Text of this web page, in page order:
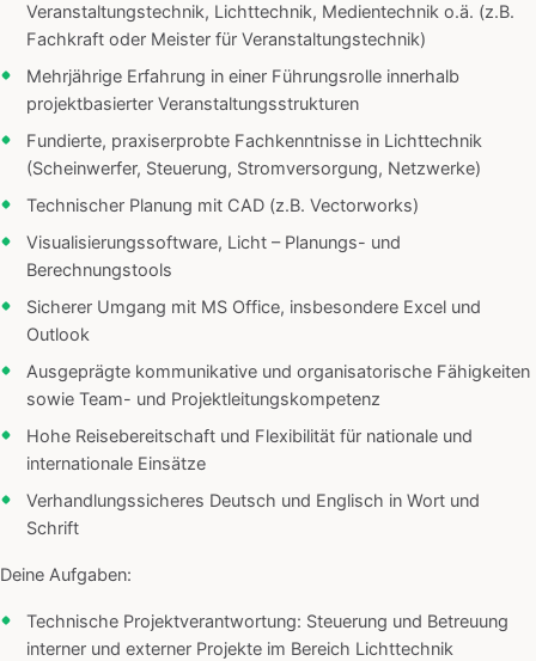
Veranstaltungstechnik, Lichttechnik, Medientechnik o.ä. (z.B.
Fachkraft oder Meister für Veranstaltungstechnik)
Mehrjährige Erfahrung in einer Führungsrolle innerhalb
projektbasierter Veranstaltungsstrukturen
Fundierte, praxiserprobte Fachkenntnisse in Lichttechnik
(Scheinwerfer, Steuerung, Stromversorgung, Netzwerke)
Technischer Planung mit CAD (z.B. Vectorworks)
Visualisierungssoftware, Licht – Planungs- und
Berechnungstools
Sicherer Umgang mit MS Office, insbesondere Excel und
Outlook
Ausgeprägte kommunikative und organisatorische Fähigkeiten
sowie Team- und Projektleitungskompetenz
Hohe Reisebereitschaft und Flexibilität für nationale und
internationale Einsätze
Verhandlungssicheres Deutsch und Englisch in Wort und
Schrift
Deine Aufgaben:
Technische Projektverantwortung: Steuerung und Betreuung
interner und externer Projekte im Bereich Lichttechnik